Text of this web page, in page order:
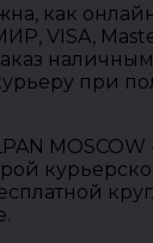
как
VISA,
при
MOSCOW